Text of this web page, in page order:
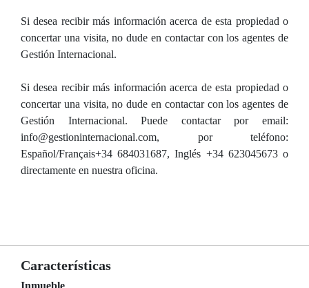
Si desea recibir más información acerca de esta propiedad o
concertar una visita, no dude en contactar con los agentes de
Gestión Internacional.
Si desea recibir más información acerca de esta propiedad o
concertar una visita, no dude en contactar con los agentes de
Gestión Internacional. Puede contactar por email:
info@gestioninternacional.com, por teléfono:
Español/Français+34 684031687, Inglés +34 623045673 o
directamente en nuestra oficina.
Características
Inmueble